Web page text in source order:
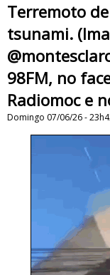
Terremoto
tsunami.
98FM, no
Radiomoc e
Domingo 07/06/26 -